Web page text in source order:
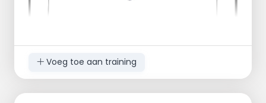
Voeg toe aan training